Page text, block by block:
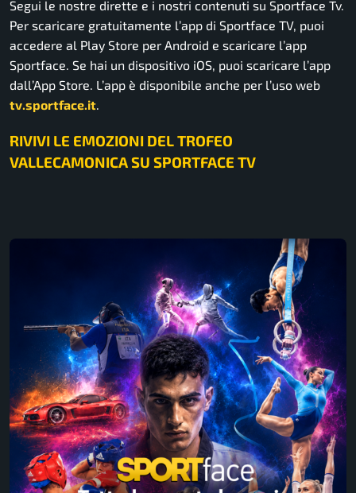
Segui le nostre dirette e i nostri contenuti su Sportface Tv.
Per scaricare gratuitamente l’app di Sportface TV, puoi
accedere al Play Store per Android e scaricare l’app
Sportface. Se hai un dispositivo iOS, puoi scaricare l’app
dall’App Store. L’app è disponibile anche per l’uso web
tv.sportface.it.
RIVIVI LE EMOZIONI DEL TROFEO
VALLECAMONICA SU SPORTFACE TV